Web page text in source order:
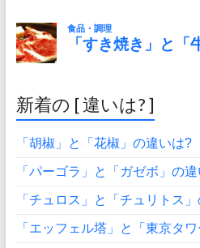
新着の [ 違いは? ]
「胡椒」と「花椒」の違いは?
「パーゴラ」と「ガゼボ」の
「チュロス」と「チュリトス
「エッフェル塔」と「東京タ